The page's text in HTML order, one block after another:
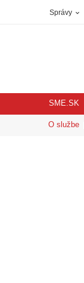
Správy
SME.SK
O službe